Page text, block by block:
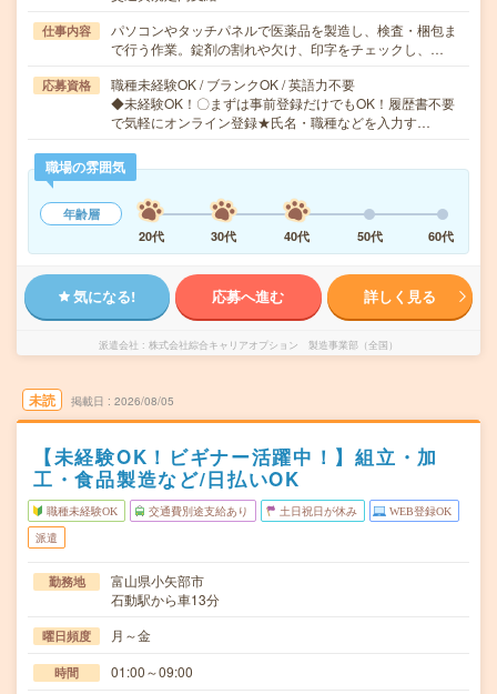
仕事内容
パソコンやタッチパネルで医薬品を製造し、検査・梱包ま
で行う作業。錠剤の割れや欠け、印字をチェックし、…
応募資格
職種未経験OK / ブランクOK / 英語力不要
◆未経験OK！〇まずは事前登録だけでもOK！履歴書不要
で気軽にオンライン登録★氏名・職種などを入力す…
職場の雰囲気
年齢層
20代
30代 40代 50代 60代
気になる! 応募へ進む 詳しく見る
派遣会社 株式会社綜合キャリアオプション 製造事業部（全国）
未読 掲載日 2026/08/05
【未経験OK！ビギナー活躍中！】組立・加
工・食品製造など/日払いOK
職種未経験OK 交通費別途支給あり 土日祝日が休み WEB登録OK
派遣
勤務地
富山県小矢部市
石動駅から車13分
曜日頻度 月～金
時間 01:00～09:00